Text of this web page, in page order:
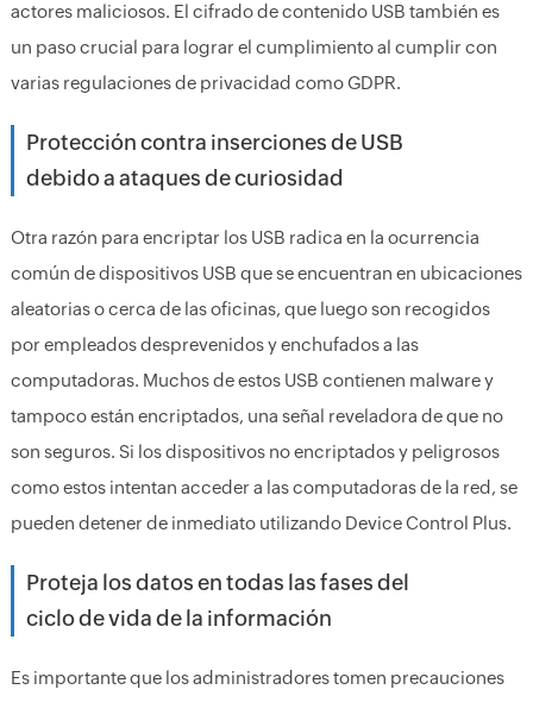
actores maliciosos. El cifrado de contenido USB también es
un paso crucial para lograr el cumplimiento al cumplir con
varias regulaciones de privacidad como GDPR.
Protección contra inserciones de USB
debido a ataques de curiosidad
Otra razón para encriptar los USB radica en la ocurrencia
común de dispositivos USB que se encuentran en ubicaciones
aleatorias o cerca de las oficinas, que luego son recogidos
por empleados desprevenidos y enchufados a las
computadoras. Muchos de estos USB contienen malware y
tampoco están encriptados, una señal reveladora de que no
son seguros. Si los dispositivos no encriptados y peligrosos
como estos intentan acceder a las computadoras de la red, se
pueden detener de inmediato utilizando Device Control Plus.
Proteja los datos en todas las fases del
ciclo de vida de la información
Es importante que los administradores tomen precauciones